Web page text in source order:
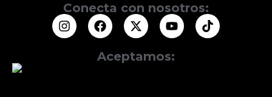
Conecta con nosotros:
Aceptamos: